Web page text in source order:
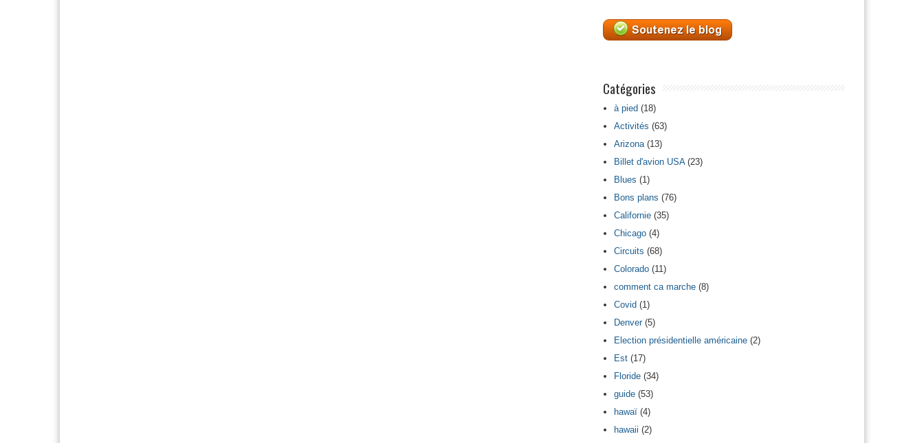
Catégories
à pied (18)
Activités (63)
Arizona(13)
Billet d'avion USA(23)
Blues (1)
Bons plans (76)
Californie (35)
Chicago (4)
Circuits (68)
Colorado (11)
comment ca marche (8)
Covid (1)
Denver(5)
Election présidentielle américaine (2)
Est (17)
Floride (34)
guide (53)
hawaï (4)
hawaii (2)